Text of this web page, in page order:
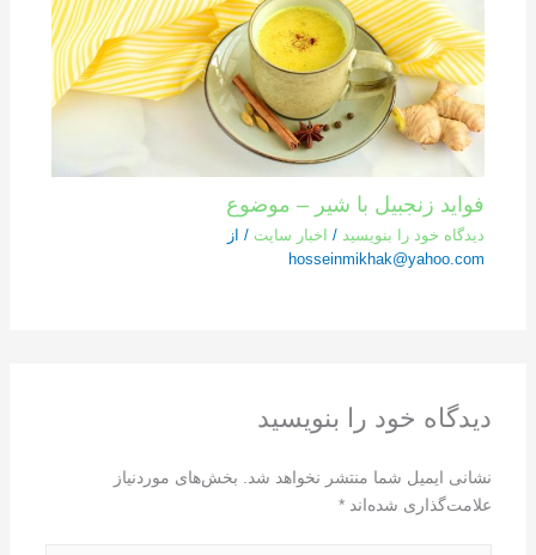
فواید زنجبیل با شیر – موضوع
دیدگاه‌ خود را بنویسید / اخبار سایت / از
hosseinmikhak@yahoo.com
دیدگاه‌ خود را بنویسید
نشانی ایمیل شما منتشر نخواهد شد.
بخش‌های موردنیاز
علامت‌گذاری شده‌اند*